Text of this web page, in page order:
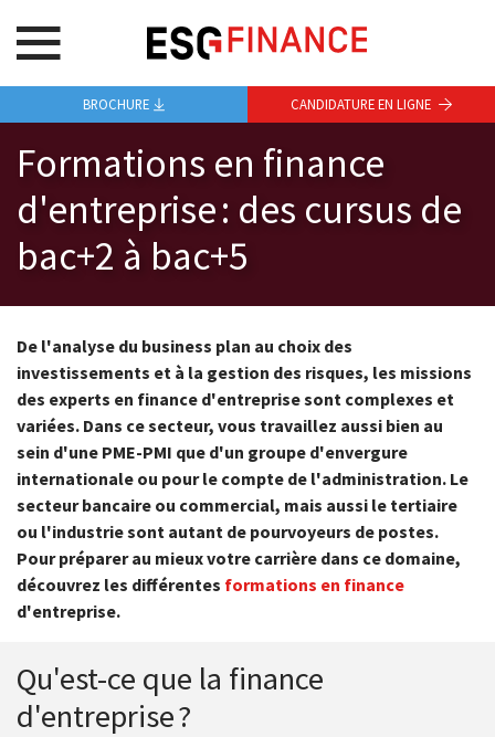
Formations en finance
d'entreprise : des cursus de
bac+2 à bac+5
De l'analyse du business plan au choix des
investissements et à la gestion des risques, les missions
des experts en finance d'entreprise sont complexes et
variées. Dans ce secteur, vous travaillez aussi bien au
sein d'une PME-PMI que d'un groupe d'envergure
internationale ou pour le compte de l'administration. Le
secteur bancaire ou commercial, mais aussi le tertiaire
ou l'industrie sont autant de pourvoyeurs de postes.
Pour préparer au mieux votre carrière dans ce domaine,
découvrez les différentes formations en finance
d'entreprise.
Qu'est-ce que la finance
d'entreprise ?
BROCHURE CANDIDATURE EN LIGNE